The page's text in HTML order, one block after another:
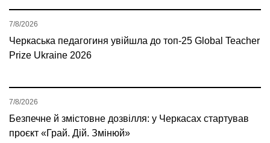
Черкаська педагогиня увійшла до топ-25 Global Teacher
Prize Ukraine 2026
7/8/2026
Безпечне й змістовне дозвілля: у Черкасах стартував
проєкт «Грай. Дій. Змінюй»
7/8/2026